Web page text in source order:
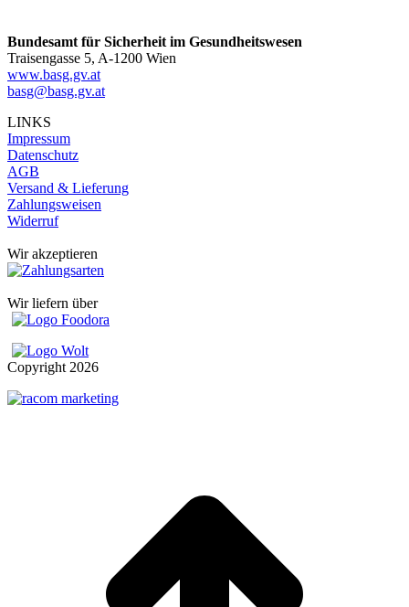
Bundesamt für Sicherheit im Gesundheitswesen
Traisengasse 5, A-1200 Wien
www.basg.gv.at
basg@basg.gv.at
LINKS
Impressum
Datenschutz
AGB
Versand & Lieferung
Zahlungsweisen
Widerruf
Wir akzeptieren
Wir liefern über
Copyright 2026